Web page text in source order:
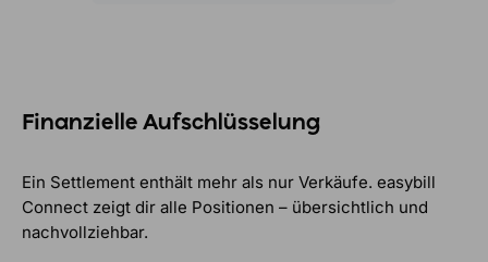
Finanzielle Aufschlüsselung
Ein Settlement enthält mehr als nur Verkäufe. easybill
Connect zeigt dir alle Positionen – übersichtlich und
nachvollziehbar.